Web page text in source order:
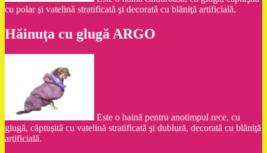
cu polar şi vatelină stratificată şi decorată cu blăniţă artificială.
Hăinuţa cu glugă ARGO
Este o haină pentru anotimpul rece, cu
glugă, căptuşită cu vatelină stratificată şi dublură, decorată cu blăniţă
artificială.